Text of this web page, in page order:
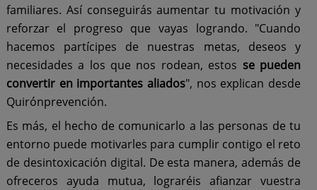
familiares. Así conseguirás aumentar tu motivación y
reforzar el progreso que vayas logrando. "Cuando
hacemos partícipes de nuestras metas, deseos y
necesidades a los que nos rodean, estos se pueden
convertir en importantes aliados", nos explican desde
Quirónprevención.
Es más, el hecho de comunicarlo a las personas de tu
entorno puede motivarles para cumplir contigo el reto
de desintoxicación digital. De esta manera, además de
ofreceros ayuda mutua, lograréis afianzar vuestra